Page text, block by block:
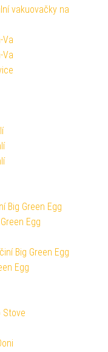
vakuovačky na
Va
Va
Big Green Egg
Egg
Big Green Egg
Egg
Stove